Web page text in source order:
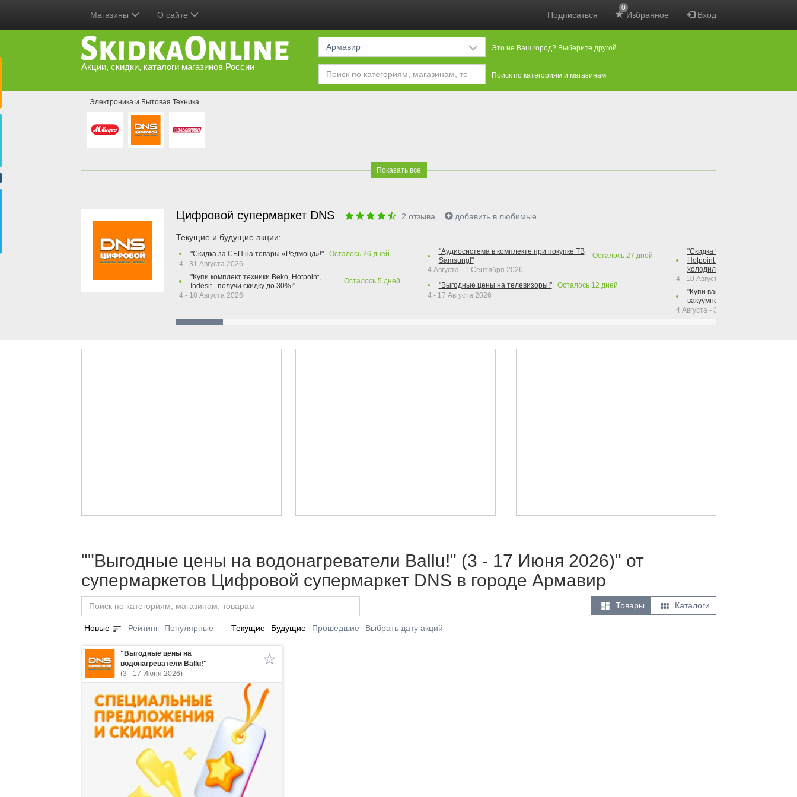
Подписаться Избранное
0
Вход
Магазины О сайте
Акции, скидки, каталоги магазинов России
Армавир Это не Ваш город? Выберите другой
Поиск по категориям и магазинам
Электроника и Бытовая Техника
Показать все
Цифровой супермаркет DNS 2 отзыва добавить в любимые
Текущие и будущие акции:
"Скидка за СБП на товары «Редмонд»!" Осталось 26 дней
4 - 31 Августа 2026
"Купи комплект техники Beko, Hotpoint,
Indesit - получи скидку до 30%!"
Осталось 5 дней
4 - 10 Августа 2026
"Аудиосистема в комплекте при покупке ТВ
Samsung!"
Осталось 27 дней
4 Августа - 1 Сентября 2026
"Выгодные цены на телевизоры!"
Осталось 12 дней
4 - 17 Августа 2026
"Скидка 50% на варочную
Hotpoint при покупке духового
холодильника Hotpoint!"
4 - 10 Августа 2026
"Купи вакуумный упаковщик +
вакуумного упаковщика =
4 Августа - 30 Сентября 2026
""Выгодные цены на водонагреватели Ballu!" (3 - 17 Июня 2026)" от
супермаркетов Цифровой супермаркет DNS в городе Армавир
 Товары  Каталоги
Новые sort Рейтинг Популярные Текущие Будущие Прошедшие Выбрать дату акций
"Выгодные цены на
водонагреватели Ballu!"
(3 - 17 Июня 2026)